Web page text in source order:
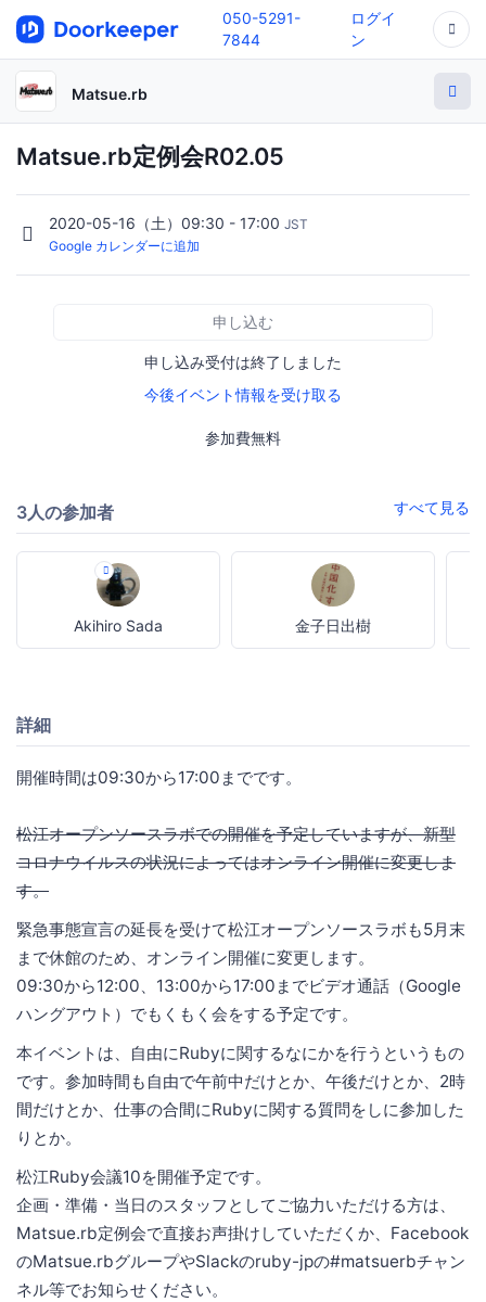
050-5291-
7844
ログイ
ン
Matsue.rb
Matsue.rb定例会R02.05
2020-05-16（土）09:30 - 17:00 JST
Google カレンダーに追加
申し込む
申し込み受付は終了しました
今後イベント情報を受け取る
参加費無料
3人の参加者 すべて見る
Akihiro Sada 金子日出樹
詳細
開催時間は09:30から17:00までです。
松江オープンソースラボでの開催を予定していますが、新型
コロナウイルスの状況によってはオンライン開催に変更しま
す。
緊急事態宣言の延長を受けて松江オープンソースラボも5月末
まで休館のため、オンライン開催に変更します。
09:30から12:00、13:00から17:00までビデオ通話（Google
ハングアウト）でもくもく会をする予定です。
本イベントは、自由にRubyに関するなにかを行うというもの
です。参加時間も自由で午前中だけとか、午後だけとか、2時
間だけとか、仕事の合間にRubyに関する質問をしに参加した
りとか。
松江Ruby会議10を開催予定です。
企画・準備・当日のスタッフとしてご協力いただける方は、
Matsue.rb定例会で直接お声掛けしていただくか、Facebook
のMatsue.rbグループやSlackのruby-jpの#matsuerbチャン
ネル等でお知らせください。